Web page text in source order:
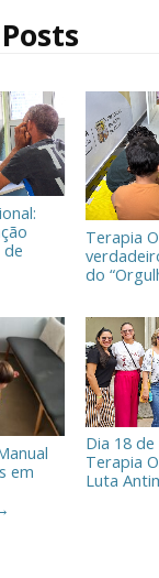
Terapia
do
em
Dia 18
Terapia
Luta